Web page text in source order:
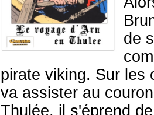
de
pirate viking. Sur les
va assister au
Thulée, il s'éprend